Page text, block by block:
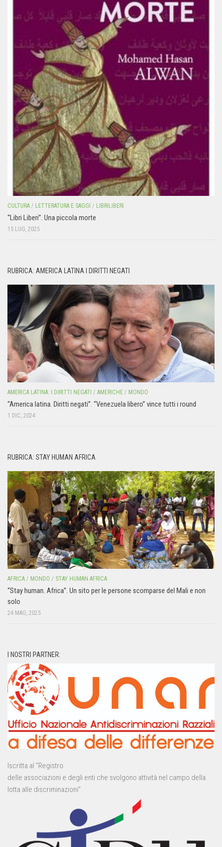
CULTURA / LETTERATURA E SAGGI / LIBRILIBERI
“Libri Liberi”. Una piccola morte
15 LUG, 2025
RUBRICA: AMERICA LATINA I DIRITTI NEGATI
AMERICA LATINA: I DIRITTI NEGATI / AMERICHE / MONDO
“America latina. Diritti negati”. “Venezuela libero” vince tutti i round
1 DIC, 2024
RUBRICA: STAY HUMAN AFRICA
AFRICA / MONDO / STAY HUMAN AFRICA
“Stay human. Africa”. Un sito per le persone scomparse del Mali e non
solo
24 MAG, 2025
I NOSTRI PARTNER:
Iscritta al “Registro
delle associazioni e degli enti che svolgono attività nel campo della
lotta alle discriminazioni”